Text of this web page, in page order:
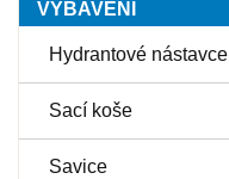
Hydrantové nástavce
Sací koše
Savice